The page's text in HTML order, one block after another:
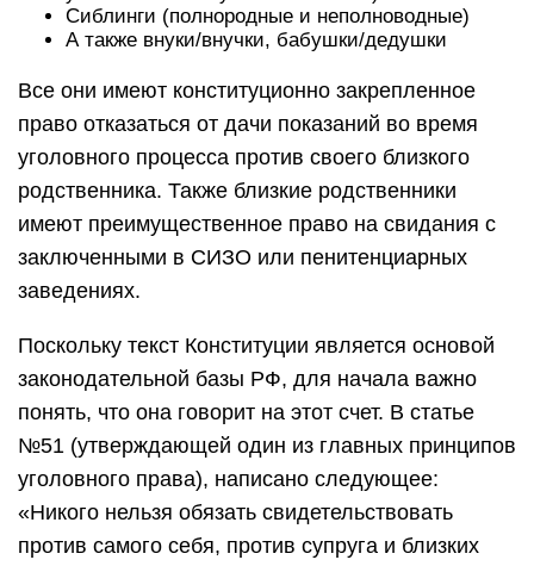
Сиблинги (полнородные и неполноводные)
А также внуки/внучки, бабушки/дедушки
Все они имеют конституционно закрепленное
право отказаться от дачи показаний во время
уголовного процесса против своего близкого
родственника. Также близкие родственники
имеют преимущественное право на свидания с
заключенными в СИЗО или пенитенциарных
заведениях.
Поскольку текст Конституции является основой
законодательной базы РФ, для начала важно
понять, что она говорит на этот счет. В статье
№51 (утверждающей один из главных принципов
уголовного права), написано следующее:
«Никого нельзя обязать свидетельствовать
против самого себя, против супруга и близких